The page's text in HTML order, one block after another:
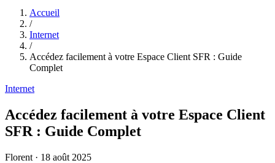
Accueil
/
Internet
/
Accédez facilement à votre Espace Client SFR : Guide
Complet
Internet
Accédez facilement à votre Espace Client
SFR : Guide Complet
Florent · 18 août 2025